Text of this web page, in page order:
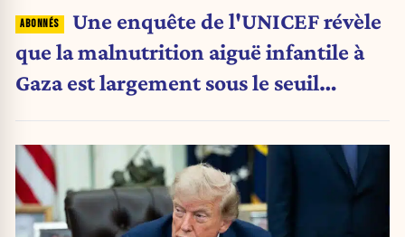
Une enquête de l'UNICEF révèle
que la malnutrition aiguë infantile à
Gaza est largement sous le seuil